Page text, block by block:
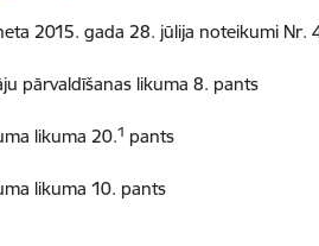
2015. gada 28. jūlija noteikumi Nr.
pārvaldīšanas likuma 8. pants
likuma 20.1 pants
likuma 10. pants